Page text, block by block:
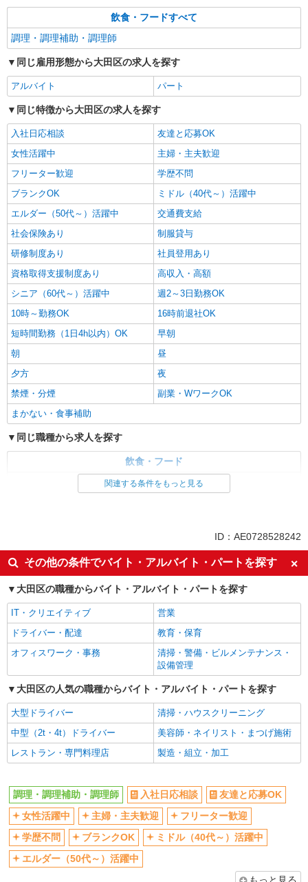
飲食・フードすべて
調理・調理補助・調理師
同じ雇用形態から大田区の求人を探す
アルバイト パート
同じ特徴から大田区の求人を探す
入社日応相談
友達と応募OK
女性活躍中
主婦・主夫歓迎
フリーター歓迎
学歴不問
ブランクOK
ミドル（40代～）活躍中
エルダー（50代～）活躍中
交通費支給
社会保険あり
制服貸与
研修制度あり
社員登用あり
資格取得支援制度あり
高収入・高額
シニア（60代～）活躍中
週2～3日勤務OK
10時～勤務OK
16時前退社OK
短時間勤務（1日4h以内）OK
早朝
朝
昼
夕方
夜
禁煙・分煙
副業・WワークOK
まかない・食事補助
同じ職種から求人を探す
飲食・フード
調理・調理補助・調理師
社会保険あり
社員登用あり
週2～3日勤務OK
短時間勤務（1日4h以内）OK
副業・WワークOK
まかない・食事補助
関連する条件をもっと見る
ID：AE0728528242
その他の条件でバイト・アルバイト・パートを探す
大田区の職種からバイト・アルバイト・パートを探す
IT・クリエイティブ
営業
ドライバー・配達
教育・保育
オフィスワーク・事務
清掃・警備・ビルメンテナンス・
設備管理
大田区の人気の職種からバイト・アルバイト・パートを探す
大型ドライバー
清掃・ハウスクリーニング
中型（2t・4t）ドライバー
美容師・ネイリスト・まつげ施術
レストラン・専門料理店
製造・組立・加工
調理・調理補助・調理師 入社日応相談
友達と応募OK
女性活躍中
主婦・主夫歓迎
フリーター歓迎
学歴不問
ブランクOK
ミドル（40代～）活躍中
エルダー（50代～）活躍中